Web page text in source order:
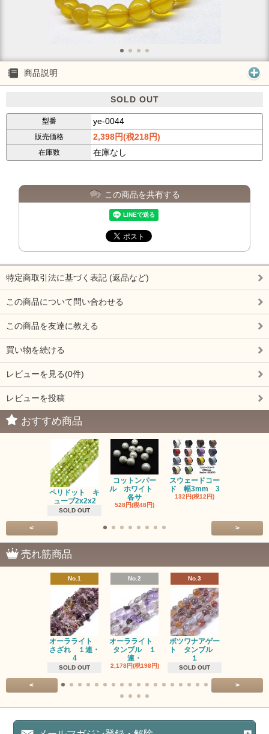
商品説明
SOLD OUT
型番 ye-0044
販売価格 2,398円(税218円)
在庫数 在庫なし
この商品を共有する
特定商取引法に基づく表記 (返品など)
この商品について問い合わせる
この商品を友達に教える
買い物を続ける
レビューを見る(0件)
レビューを投稿
おすすめ商品
ペリドット キ
ューブ2x2x2
SOLD OUT
コットンパー
ル ホワイト
各サ
528円(税48円)
スウェードコー
ド 幅3mm 3
132円(税12円)
< >
売れ筋商品
No.1
オーラライト
さざれ １連・
4
SOLD OUT
No.2
オーラライト
タンブル １
連・
2,178円(税198円)
No.3
ボツワナアゲー
ト タンブル
１
SOLD OUT
< >